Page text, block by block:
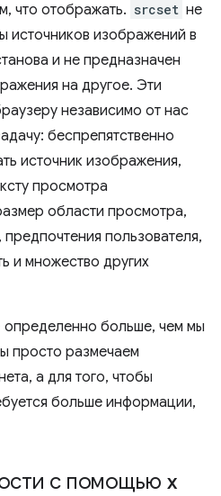
что отображать. srcset не
источников изображений в
и не предназначен
на другое. Эти
независимо от нас
беспрепятственно
источник изображения,
просмотра
области просмотра,
пользователя,
и множество других
больше, чем мы
просто размечаем
а для того, чтобы
больше информации,
с помощью x